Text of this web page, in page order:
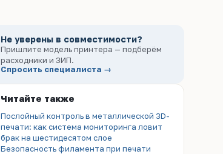
Не уверены в совместимости?
Пришлите модель принтера — подберём
расходники и ЗИП.
Спросить специалиста →
Читайте также
Послойный контроль в металлической 3D-
печати: как система мониторинга ловит
брак на шестидесятом слое
Безопасность филамента при печати